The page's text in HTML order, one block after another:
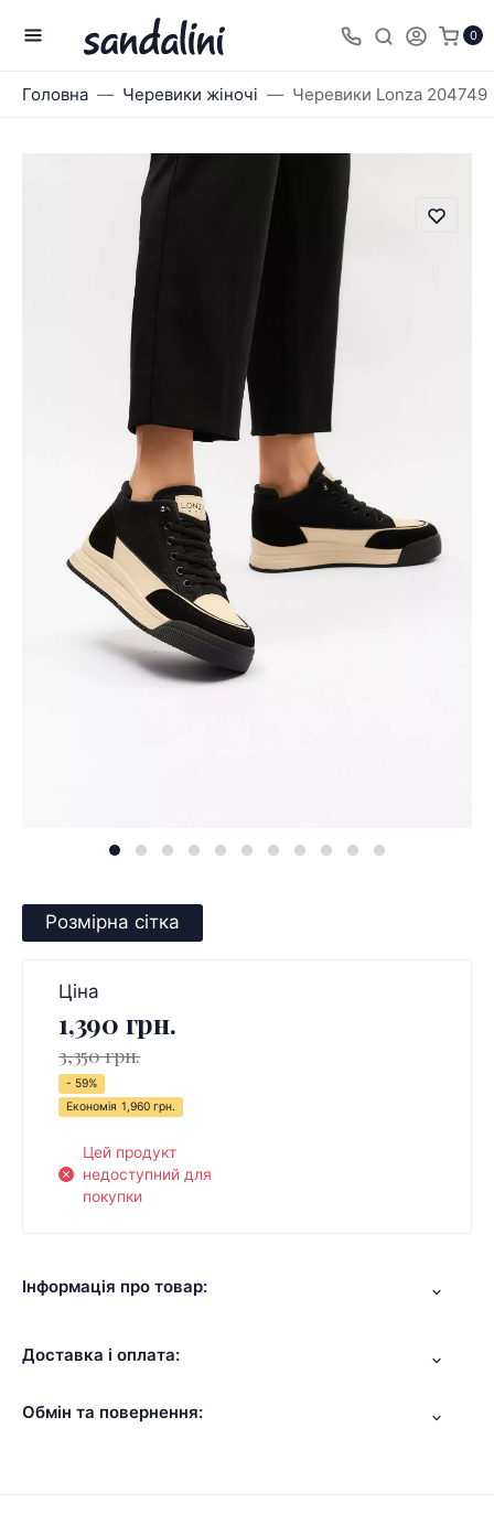
0
Головна Черевики жіночі Черевики Lonza 204749
Розмірна сітка
Ціна
1,390 грн.
3,350 грн.
- 59%
Економія 1,960 грн.
Цей продукт
недоступний для
покупки
Інформація про товар:
Доставка і оплата:
Обмін та повернення: